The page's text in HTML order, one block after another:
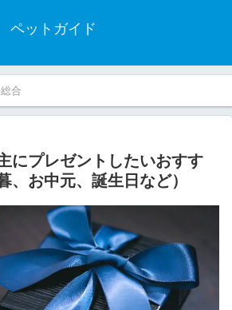
ペットガイド
合
にプレゼントしたいおすす
、お中元、誕生日など）